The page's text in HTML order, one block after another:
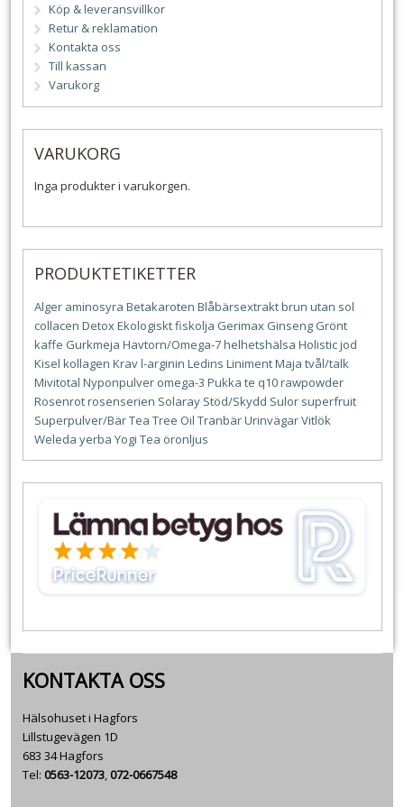
Köp & leveransvillkor
Retur & reklamation
Kontakta oss
Till kassan
Varukorg
VARUKORG
Inga produkter i varukorgen.
PRODUKTETIKETTER
Alger aminosyra Betakaroten Blåbärsextraktbrun utan sol
collacen DetoxEkologisktfiskolja Gerimax Ginseng Grönt
kaffe Gurkmeja Havtorn/Omega-7helhetshälsa Holisticjod
Kisel kollagen Kravl-arginin Ledins LinimentMaja tvål/talk
Mivitotal Nyponpulver omega-3 Pukka te q10rawpowder
Rosenrotrosenserien Solaray Stöd/Skydd Sulor superfruit
Superpulver/BärTea Tree Oil TranbärUrinvägarVitlök
Weleda yerba Yogi Tea öronljus
KONTAKTA OSS
Hälsohuset i Hagfors
Lillstugevägen 1D
683 34 Hagfors
Tel: 0563-12073,072-0667548